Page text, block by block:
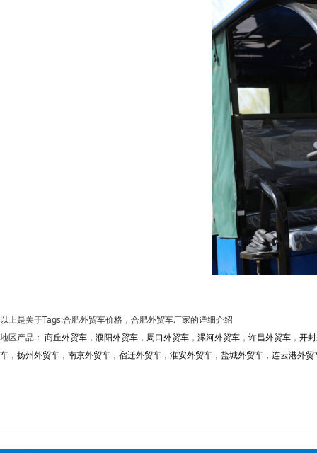
以上是关于Tags:合肥外贸车价格，合肥外贸车厂家的详细介绍
地区产品： 商丘外贸车 ， 濮阳外贸车 ， 周口外贸车 ， 漯河外贸车 ， 许昌外贸车 ， 开
车 ， 扬州外贸车 ， 南京外贸车 ， 宿迁外贸车 ， 淮安外贸车 ， 盐城外贸车 ， 连云港外贸